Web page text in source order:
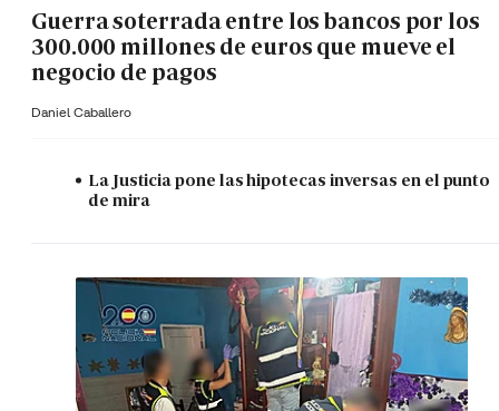
Guerra soterrada entre los bancos por los
300.000 millones de euros que mueve el
negocio de pagos
Daniel Caballero
La Justicia pone las hipotecas inversas en el punto
de mira